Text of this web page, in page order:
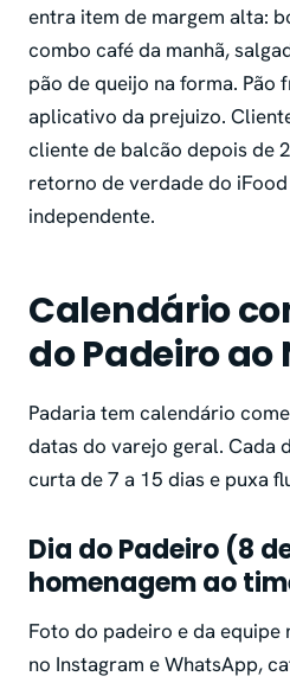
entra item de margem alta:
combo café da manhã,
pão de queijo na forma. Pão
aplicativo da prejuizo.
cliente de balcão depois de
retorno de verdade do
independente.
Calendário
do Padeiro ao
Padaria tem calendário
datas do varejo geral. Cada
curta de 7 a 15 dias e puxa
Dia do Padeiro (8
homenagem ao
Foto do padeiro e da equipe
no Instagram e WhatsApp,